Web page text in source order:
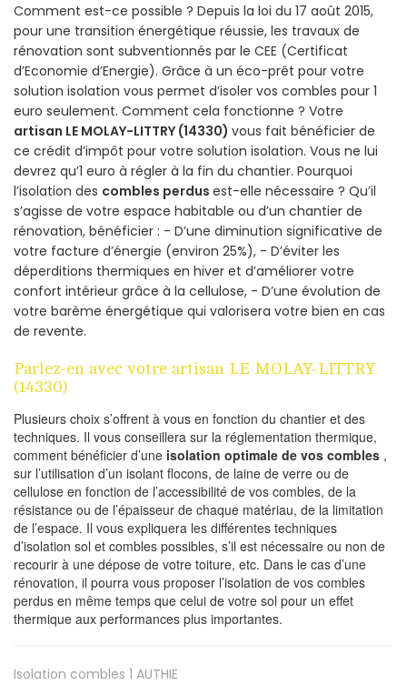
Comment est-ce possible ? Depuis la loi du 17 août 2015,
pour une transition énergétique réussie, les travaux de
rénovation sont subventionnés par le CEE (Certificat
d’Economie d’Energie). Grâce à un éco-prêt pour votre
solution isolation vous permet d’isoler vos combles pour 1
euro seulement. Comment cela fonctionne ? Votre
artisan LE MOLAY-LITTRY (14330) vous fait bénéficier de
ce crédit d’impôt pour votre solution isolation. Vous ne lui
devrez qu’1 euro à régler à la fin du chantier. Pourquoi
l’isolation des combles perdus est-elle nécessaire ? Qu’il
s’agisse de votre espace habitable ou d’un chantier de
rénovation, bénéficier : - D’une diminution significative de
votre facture d’énergie (environ 25%), - D’éviter les
déperditions thermiques en hiver et d’améliorer votre
confort intérieur grâce à la cellulose, - D’une évolution de
votre barème énergétique qui valorisera votre bien en cas
de revente.
Parlez-en avec votre artisan LE MOLAY-LITTRY
(14330)
Plusieurs choix s’offrent à vous en fonction du chantier et des
techniques. Il vous conseillera sur la réglementation thermique,
comment bénéficier d’une isolation optimale de vos combles ,
sur l’utilisation d’un isolant flocons, de laine de verre ou de
cellulose en fonction de l’accessibilité de vos combles, de la
résistance ou de l’épaisseur de chaque matériau, de la limitation
de l’espace. Il vous expliquera les différentes techniques
d’isolation sol et combles possibles, s’il est nécessaire ou non de
recourir à une dépose de votre toiture, etc. Dans le cas d’une
rénovation, il pourra vous proposer l’isolation de vos combles
perdus en même temps que celui de votre sol pour un effet
thermique aux performances plus importantes.
Isolation combles 1 AUTHIE